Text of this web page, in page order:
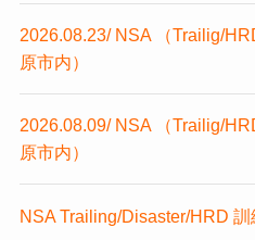
2026.08.23/ NSA （Trailig/
原市内）
2026.08.09/ NSA （Trailig/
原市内）
NSA Trailing/Disaster/HRD